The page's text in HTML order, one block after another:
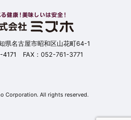
名古屋市昭和区山花町64-1
FAX：052-761-3771
Corporation. All rights reserved.